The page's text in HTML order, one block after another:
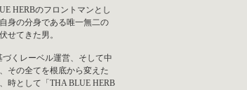
HERBのフロントマンとし
身の分身である唯一無二の
せてきた男。
くレーベル運営、そして中
その全てを根底から変えた
時として「THA BLUE HERB